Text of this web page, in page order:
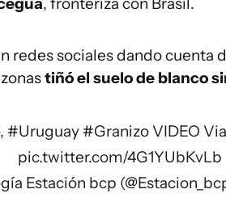
redes sociales dando cuenta
tiñó el suelo de blanco
#Uruguay#GranizoVIDEO
pic.twitter.com/4G1YUbKvLb
Estación bcp